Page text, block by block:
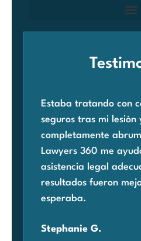
Estaba tratando con
seguros tras mi lesión
completamente
Lawyers 360 me
asistencia legal
resultados fueron
esperaba.
Stephanie G.